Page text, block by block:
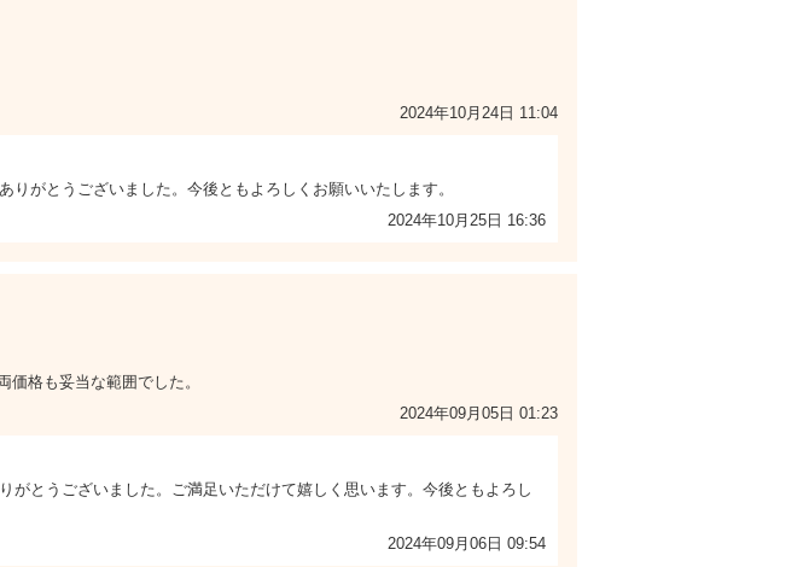
2024年10月24日 11:04
がとうございました。今後ともよろしくお願いいたします。
2024年10月25日 16:36
格も妥当な範囲でした。
2024年09月05日 01:23
とうございました。ご満足いただけて嬉しく思います。今後ともよろし
2024年09月06日 09:54